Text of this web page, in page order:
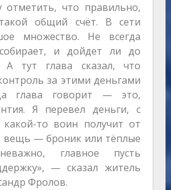
отметить, что правильно,
общий счёт. В сети
множество. Не всегда
и дойдет ли до
А тут глава сказал, что
за этими деньгами
глава говорит — это,
Я перевел деньги, с
какой-то воин получит от
вещь — броник или тёплые
главное пусть
— сказал житель
Фролов.